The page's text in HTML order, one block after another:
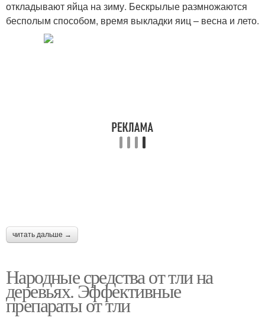
откладывают яйца на зиму. Бескрылые размножаются
бесполым способом, время выкладки яиц – весна и лето.
читать дальше →
Народные средства от тли на
деревьях. Эффективные
препараты от тли